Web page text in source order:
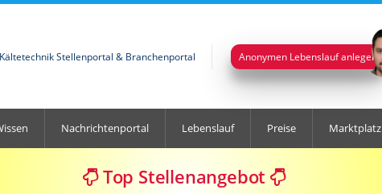
Stellenportal & Branchenportal Anonymen Lebenslauf anlegen
Nachrichtenportal Lebenslauf Preise Marktplatz
Top Stellenangebot